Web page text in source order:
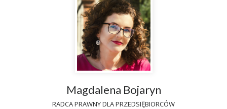
Magdalena Bojaryn
RADCA PRAWNY DLA PRZEDSIĘBIORCÓW